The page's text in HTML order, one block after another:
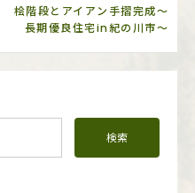
桧階段とアイアン手摺完成～
長期優良住宅in紀の川市～